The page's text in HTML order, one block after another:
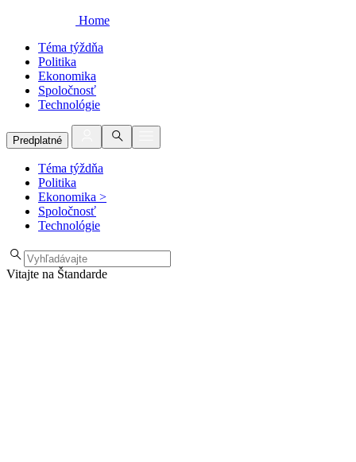
Home
Téma týždňa
Politika
Ekonomika
Spoločnosť
Technológie
Predplatné
Téma týždňa
Politika
Ekonomika >
Spoločnosť
Technológie
Vitajte na Štandarde